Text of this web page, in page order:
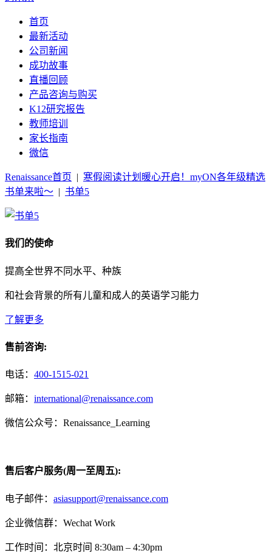
首页
最新活动
公司新闻
成功故事
直播回顾
产品咨询与购买
K12研究报告
教师培训
家长指南
微信
Renaissance首页 | 寒假阅读计划暖心开启！myON各年级精选
书单来啦～ | 书单5
我们的使命
提高全世界不同水平、种族
和社会背景的所有儿童和成人的英语学习能力
了解更多
售前咨询:
电话： 400-1515-021
邮箱： international@renaissance.com
微信公众号：Renaissance_Learning
售后客户服务(周一至周五):
电子邮件： asiasupport@renaissance.com
企业微信群：Wechat Work
工作时间：北京时间 8:30am – 4:30pm